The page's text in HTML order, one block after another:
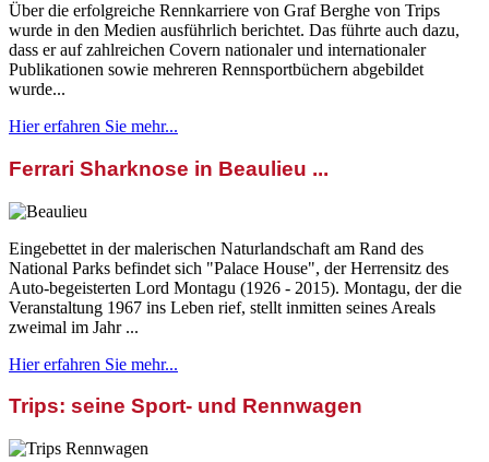
Über die erfolgreiche Rennkarriere von Graf Berghe von Trips
wurde in den Medien ausführlich berichtet. Das führte auch dazu,
dass er auf zahlreichen Covern nationaler und internationaler
Publikationen sowie mehreren Rennsportbüchern abgebildet
wurde...
Hier erfahren Sie mehr...
Ferrari Sharknose in Beaulieu ...
Eingebettet in der malerischen Naturlandschaft am Rand des
National Parks befindet sich "Palace House", der Herrensitz des
Auto-begeisterten Lord Montagu (1926 - 2015). Montagu, der die
Veranstaltung 1967 ins Leben rief, stellt inmitten seines Areals
zweimal im Jahr ...
Hier erfahren Sie mehr...
Trips: seine Sport- und Rennwagen